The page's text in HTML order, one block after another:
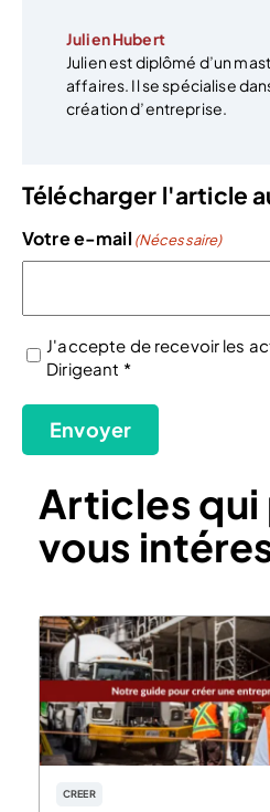
Julien Hubert
Julien est diplômé d’un
affaires. Il se spécialise
création d’entreprise.
Télécharger l'article
Votre e-mail (Nécessaire)
(Nécessaire)
J'accepte de recevoir les
Dirigeant *
Envoyer
Articles
vous
CREER